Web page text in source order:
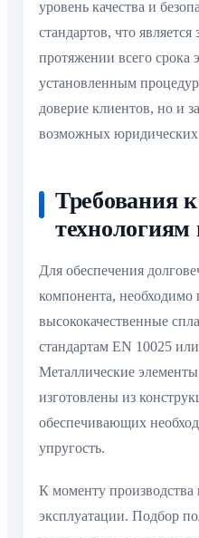
уровень качества и
стандартов, что
протяжении всего срока
установленным
доверие клиентов, но и
возможных юридических
Требования
технологиям
Для обеспечения
компонента, необходимо
высококачественные
стандартам EN 10025
Металлические
изготовлены из
обеспечивающих
упругость.
К моменту
эксплуатации. Подбор